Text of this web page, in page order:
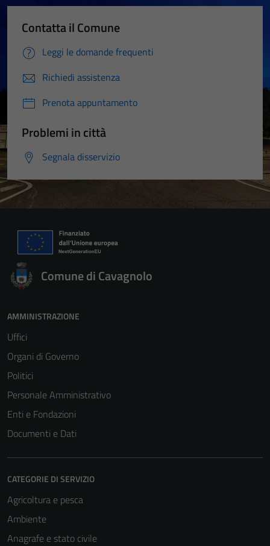
Contatta il Comune
Leggi le domande frequenti
Richiedi assistenza
Prenota appuntamento
Problemi in città
Segnala disservizio
Comune di Cavagnolo
AMMINISTRAZIONE
Uffici
Organi di Governo
Politici
Personale Amministrativo
Enti e Fondazioni
Documenti e Dati
CATEGORIE DI SERVIZIO
Agricoltura e pesca
Ambiente
Anagrafe e stato civile